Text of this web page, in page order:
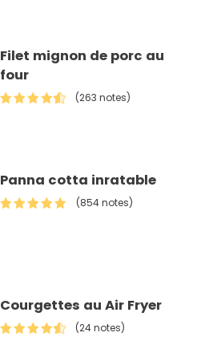
Filet mignon de porc au
four
(263 notes)
Panna cotta inratable
(854 notes)
Courgettes au Air Fryer
(24 notes)